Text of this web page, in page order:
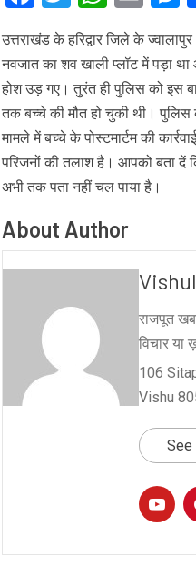
उत्तराखंड के हरिद्वार जिले के
नवजात का शव खाली प्लॉट में पड़ा
होश उड़ गए। तुरंत ही पुलिस को इस
तक बच्चे की मौत हो चुकी थी। पुलिस
मामले में बच्चे के पोस्टमार्टम की
परिजनों की तलाश है। आपको बता दें
अभी तक पता नहीं चल पाया है।
About Author
राजपूत
विचार या
106
Vishu
See